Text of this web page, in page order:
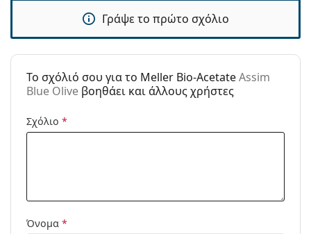
Unisex
Χρήση:
Μόδα
Προϊόντος /
Γράψε το πρώτο σχόλιο
To σχόλιό σου για το Meller Bio-AcetateAssim
Blue Olive βοηθάει και άλλους χρήστες
Σχόλιο *
Όνομα *